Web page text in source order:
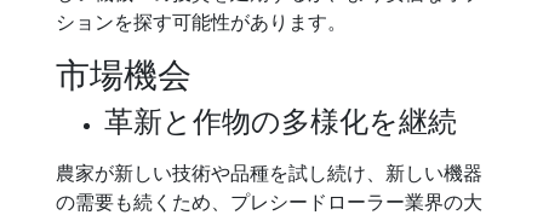
ションを探す可能性があります。
市場機会
革新と作物の多様化を継続
農家が新しい技術や品種を試し続け、新しい機器
の需要も続くため、プレシードローラー業界の大